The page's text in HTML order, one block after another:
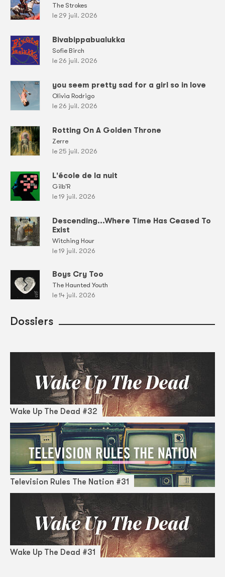
The Strokes
le 29 juil. 2026
Bivabippabualukka
Sofie Birch
le 26 juil. 2026
you seem pretty sad for a girl so in love
Olivia Rodrigo
le 26 juil. 2026
Rotting On A Golden Throne
Zerre
le 25 juil. 2026
L'école de la nuit
Gilb'R
le 19 juil. 2026
Descending...Where Time Has Ceased To
Exist
Witching Hour
le 19 juil. 2026
Boys Cry Too
The Haunted Youth
le 14 juil. 2026
Dossiers
Wake Up The Dead #32
Television Rules The Nation #31
Wake Up The Dead #31